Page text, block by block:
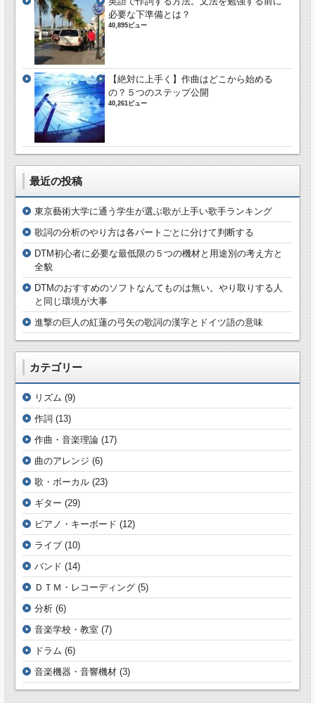
必要な下準備とは？
40,895ビュー
【絶対に上手く】作曲はどこから始める
の？５つのステップ公開
40,261ビュー
最近の投稿
東京藝術大学に通う学生が選ぶ歌が上手い歌手ランキング
歌詞の分析のやり方は各パートごとに分けて判断する
DTM初心者に必要な最低限の５つの機材と用途別の考え方と
全貌
DTMのおすすめのソフトなんてものは無い。やり取りする人
と同じ環境が大事
進撃の巨人の紅蓮の弓矢の歌詞の漢字とドイツ語の意味
カテゴリー
リズム (9)
作詞 (13)
作曲・音楽理論 (17)
曲のアレンジ (6)
歌・ボーカル (23)
ギター (29)
ピアノ・キーボード (12)
ライブ (10)
バンド (14)
ＤＴＭ・レコーディング (5)
分析 (6)
音楽学校・教室 (7)
ドラム (6)
音楽機器・音響機材 (3)